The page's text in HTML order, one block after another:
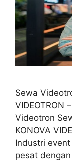
Sewa
VIDEOTRON
Videotron
KONOVA
Industri
pesat